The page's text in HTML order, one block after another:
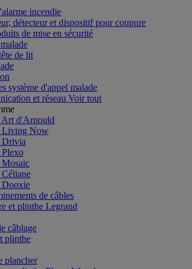
incendie
détecteur et dispositif pour coupure
de mise en sécurité
de lit
système d'appel malade
et réseau Voir tout
d'Arnould
Living Now
Drivia
de câbles
et plinthe Legrand
câblage
plinthe
plancher